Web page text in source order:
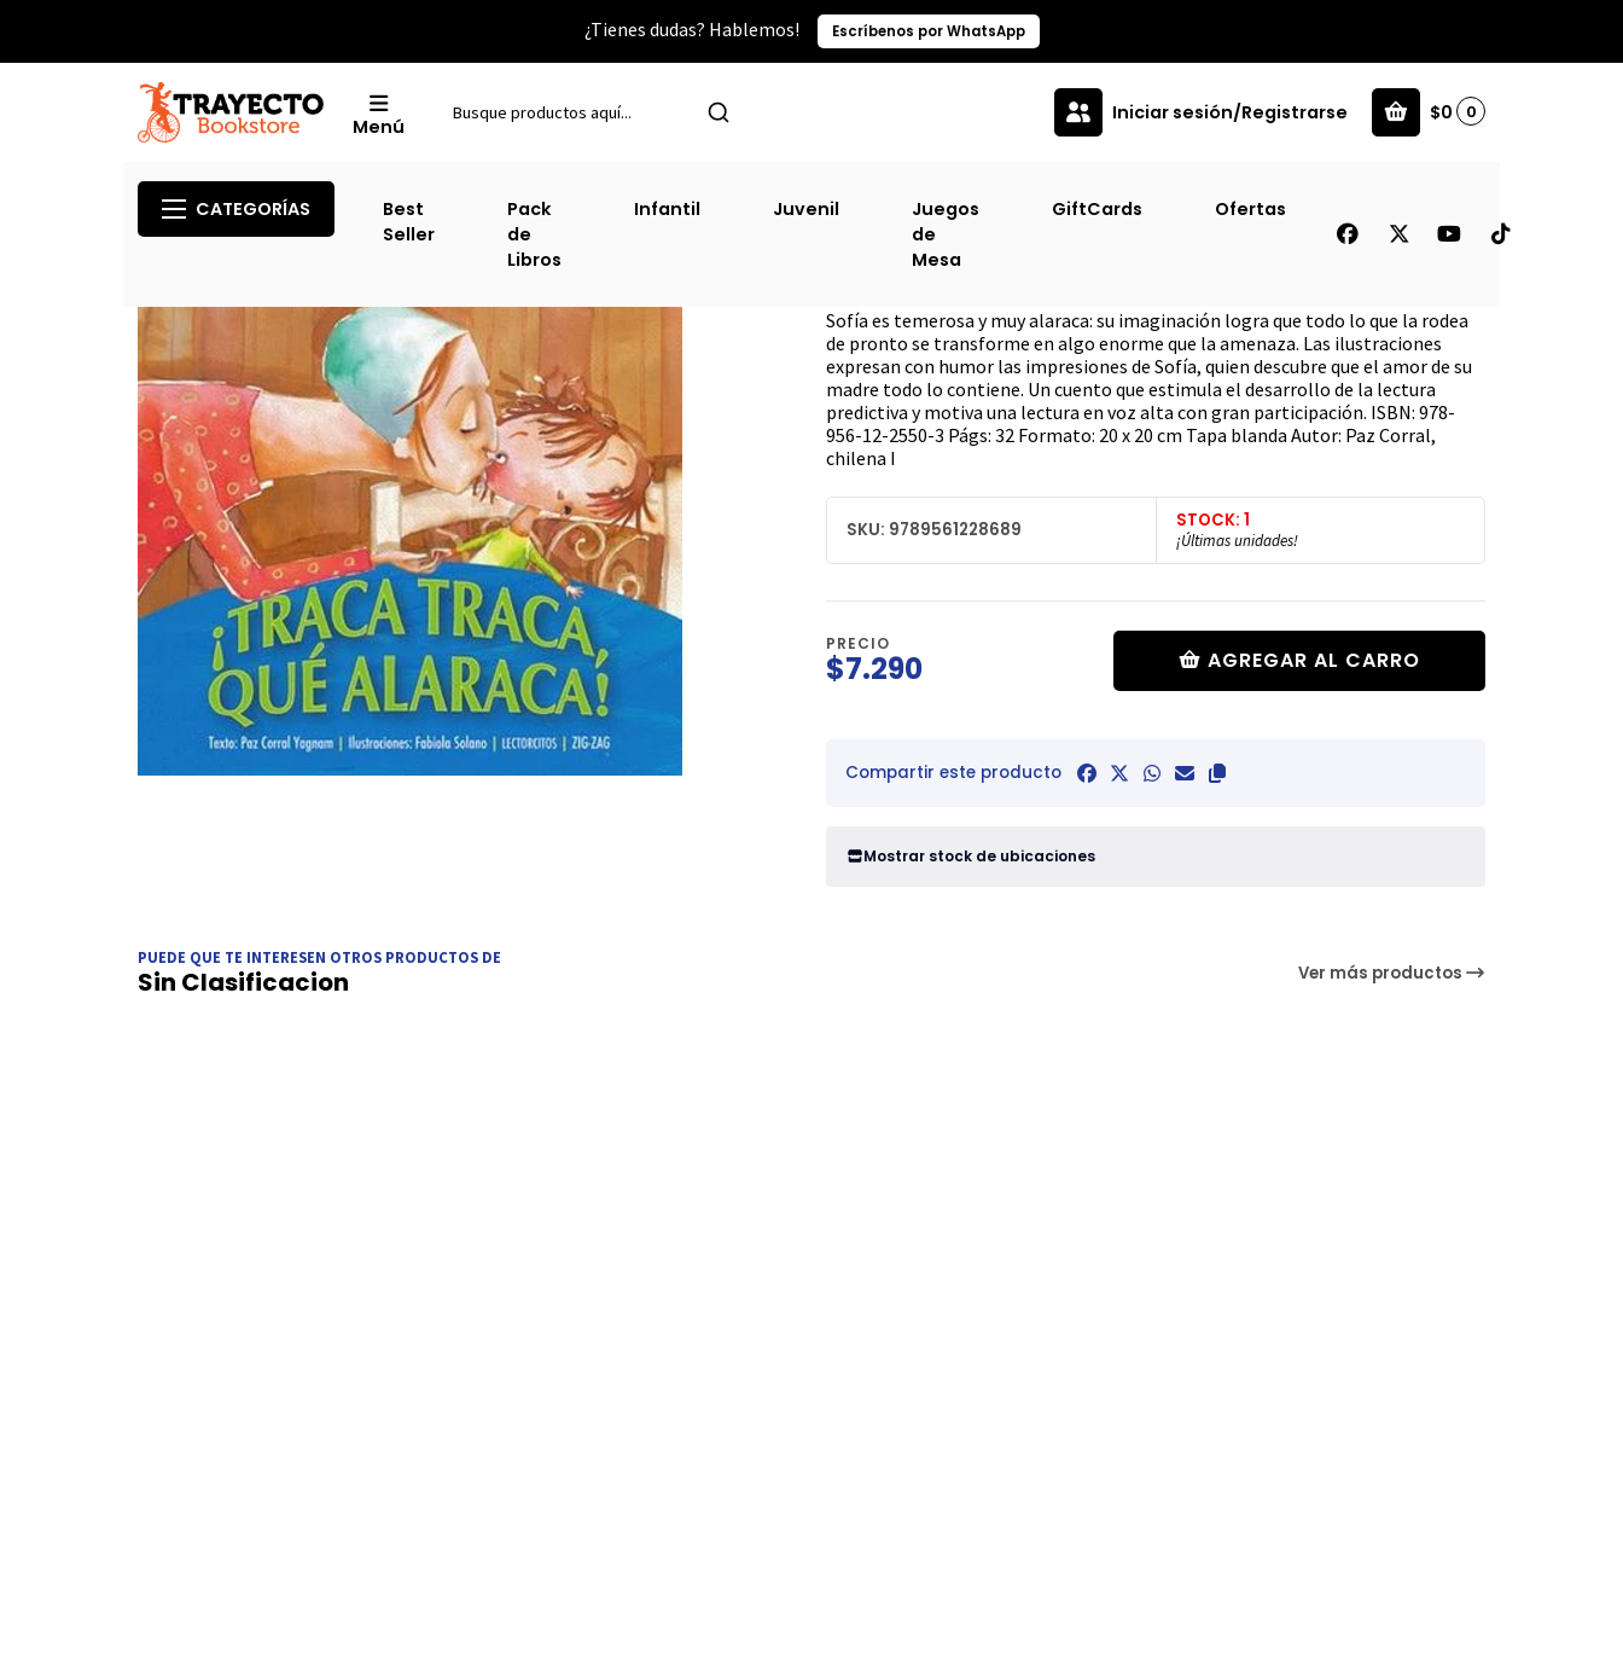
¿Tienes dudas? Hablemos! Escríbenos por WhatsApp
Menú
Iniciar sesión/Registrarse $0 0
CATEGORÍAS
Best
Seller
Pack
de
Libros
Infantil Juvenil
Juegos
de
Mesa
GiftCards Ofertas
¡Traca Traca Qué Alaraca!
Sofía es temerosa y muy alaraca: su imaginación logra que todo lo que la rodea
de pronto se transforme en algo enorme que la amenaza. Las ilustraciones
expresan con humor las impresiones de Sofía, quien descubre que el amor de su
madre todo lo contiene. Un cuento que estimula el desarrollo de la lectura
predictiva y motiva una lectura en voz alta con gran participación. ISBN: 978-
956-12-2550-3 Págs: 32 Formato: 20 x 20 cm Tapa blanda Autor: Paz Corral,
chilena I
SKU: 9789561228689 STOCK: 1
¡Últimas unidades!
PRECIO
$7.290 AGREGAR AL CARRO
Compartir este producto
Mostrar stock de ubicaciones
PUEDE QUE TE INTERESEN OTROS PRODUCTOS DE
Sin Clasificacion Ver más productos